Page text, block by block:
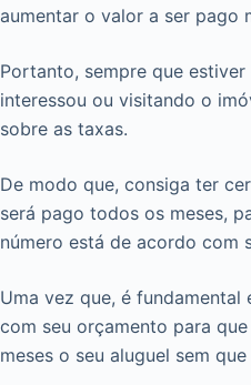
aumentar o valor a ser pago
Portanto, sempre que
interessou ou visitando o
sobre as taxas.
De modo que, consiga ter
será pago todos os meses,
número está de acordo com
Uma vez que, é
com seu orçamento para
meses o seu aluguel sem